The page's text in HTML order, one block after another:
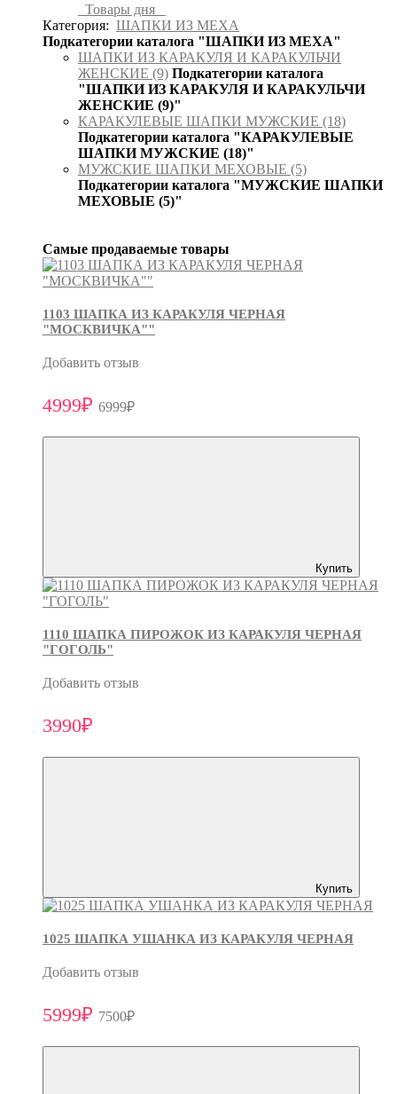
Товары дня
Категория: ШАПКИ ИЗ МЕХА
Подкатегории каталога "ШАПКИ ИЗ МЕХА"
ШАПКИ ИЗ КАРАКУЛЯ И КАРАКУЛЬЧИ
ЖЕНСКИЕ (9) Подкатегории каталога
"ШАПКИ ИЗ КАРАКУЛЯ И КАРАКУЛЬЧИ
ЖЕНСКИЕ (9)"
КАРАКУЛЕВЫЕ ШАПКИ МУЖСКИЕ (18)
Подкатегории каталога "КАРАКУЛЕВЫЕ
ШАПКИ МУЖСКИЕ (18)"
МУЖСКИЕ ШАПКИ МЕХОВЫЕ (5)
Подкатегории каталога "МУЖСКИЕ ШАПКИ
МЕХОВЫЕ (5)"
Самые продаваемые товары
1103 ШАПКА ИЗ КАРАКУЛЯ ЧЕРНАЯ
"МОСКВИЧКА""
Добавить отзыв
4999₽ 6999₽
Купить
1110 ШАПКА ПИРОЖОК ИЗ КАРАКУЛЯ ЧЕРНАЯ
"ГОГОЛЬ"
Добавить отзыв
3990₽
Купить
1025 ШАПКА УШАНКА ИЗ КАРАКУЛЯ ЧЕРНАЯ
Добавить отзыв
5999₽ 7500₽